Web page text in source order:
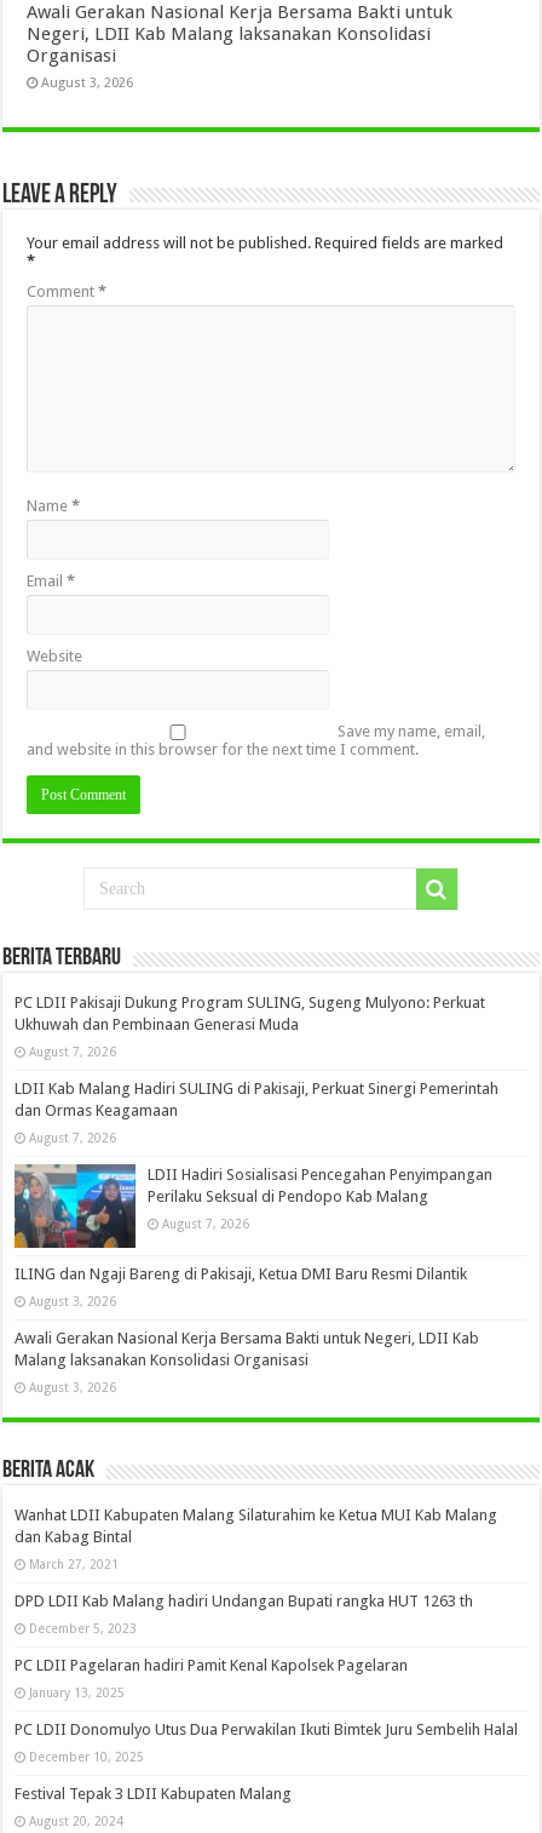
Awali Gerakan Nasional Kerja Bersama Bakti untuk
Negeri, LDII Kab Malang laksanakan Konsolidasi
Organisasi
August 3, 2026
Leave a Reply
Your email address will not be published. Required fields are marked
*
Comment*
Name*
Email*
Website
Save my name, email,
and website in this browser for the next time I comment.
Berita Terbaru
PC LDII Pakisaji Dukung Program SULING, Sugeng Mulyono: Perkuat
Ukhuwah dan Pembinaan Generasi Muda
August 7, 2026
LDII Kab Malang Hadiri SULING di Pakisaji, Perkuat Sinergi Pemerintah
dan Ormas Keagamaan
August 7, 2026
LDII Hadiri Sosialisasi Pencegahan Penyimpangan
Perilaku Seksual di Pendopo Kab Malang
August 7, 2026
ILING dan Ngaji Bareng di Pakisaji, Ketua DMI Baru Resmi Dilantik
August 3, 2026
Awali Gerakan Nasional Kerja Bersama Bakti untuk Negeri, LDII Kab
Malang laksanakan Konsolidasi Organisasi
August 3, 2026
Berita Acak
Wanhat LDII Kabupaten Malang Silaturahim ke Ketua MUI Kab Malang
dan Kabag Bintal
March 27, 2021
DPD LDII Kab Malang hadiri Undangan Bupati rangka HUT 1263 th
December 5, 2023
PC LDII Pagelaran hadiri Pamit Kenal Kapolsek Pagelaran
January 13, 2025
PC LDII Donomulyo Utus Dua Perwakilan Ikuti Bimtek Juru Sembelih Halal
December 10, 2025
Festival Tepak 3 LDII Kabupaten Malang
August 20, 2024